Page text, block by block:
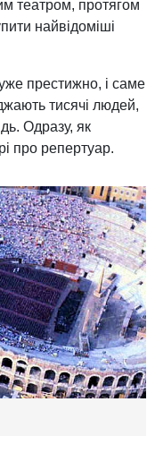
театром, протягом
найвідоміші
престижно, і саме
тисячі людей,
Одразу, як
про репертуар.